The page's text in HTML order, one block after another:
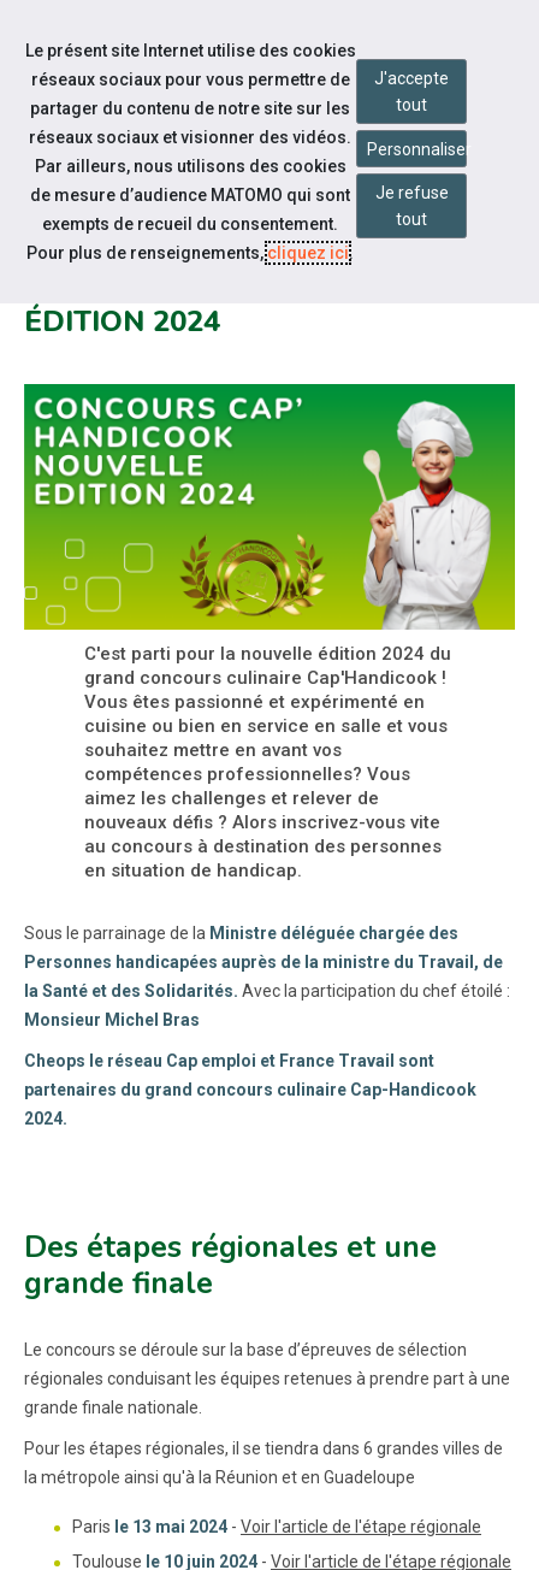
Aller au contenu
Notre actualité
GRAND CONCOURS CULINAIRE
ÉDITION 2024
C'est parti pour la nouvelle édition 2024 du
grand concours culinaire Cap'Handicook !
Vous êtes passionné et expérimenté en
cuisine ou bien en service en salle et vous
souhaitez mettre en avant vos
compétences professionnelles? Vous
aimez les challenges et relever de
nouveaux défis ? Alors inscrivez-vous vite
au concours à destination des personnes
en situation de handicap.
Sous le parrainage de la Ministre déléguée chargée des
Personnes handicapées auprès de la ministre du Travail, de
la Santé et des Solidarités. Avec la participation du chef étoilé :
Monsieur Michel Bras
Cheops le réseau Cap emploi et France Travail sont
partenaires du grand concours culinaire Cap-Handicook
2024.
Des étapes régionales et une
grande finale
Le concours se déroule sur la base d’épreuves de sélection
régionales conduisant les équipes retenues à prendre part à une
grande finale nationale.
Pour les étapes régionales, il se tiendra dans 6 grandes villes de
la métropole ainsi qu'à la Réunion et en Guadeloupe
Paris le 13 mai 2024 - Voir l'article de l'étape régionale
Toulouse le 10 juin 2024 - Voir l'article de l'étape régionale
Le présent site Internet utilise des cookies
réseaux sociaux pour vous permettre de
partager du contenu de notre site sur les
réseaux sociaux et visionner des vidéos.
Par ailleurs, nous utilisons des cookies
de mesure d’audience MATOMO qui sont
exempts de recueil du consentement.
Pour plus de renseignements,cliquez ici.
J'accepte
tout
Personnaliser
Je refuse
tout